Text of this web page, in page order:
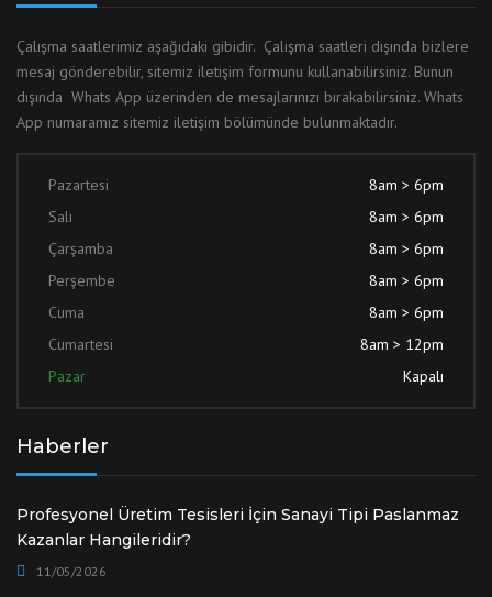
Çalışma saatlerimiz aşağıdaki gibidir. Çalışma saatleri dışında bizlere
mesaj gönderebilir, sitemiz iletişim formunu kullanabilirsiniz. Bunun
dışında Whats App üzerinden de mesajlarınızı bırakabilirsiniz. Whats
App numaramız sitemiz iletişim bölümünde bulunmaktadır.
Pazartesi
8am > 6pm
Salı
8am > 6pm
Çarşamba
8am > 6pm
Perşembe
8am > 6pm
Cuma
8am > 6pm
Cumartesi
8am > 12pm
Pazar
Kapalı
Haberler
Profesyonel Üretim Tesisleri İçin Sanayi Tipi Paslanmaz
Kazanlar Hangileridir?
11/05/2026